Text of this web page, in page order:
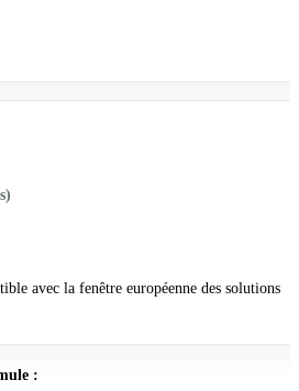
avec la fenêtre européenne des solutions
: